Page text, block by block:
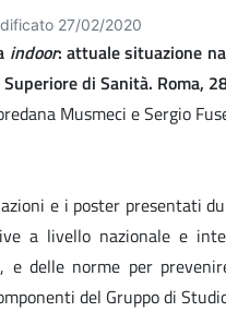
27/02/2020
indoor: attuale situazione
di Sanità. Roma,
Musmeci e Sergio
e i poster presentati
a livello nazionale e
delle norme per
del Gruppo di